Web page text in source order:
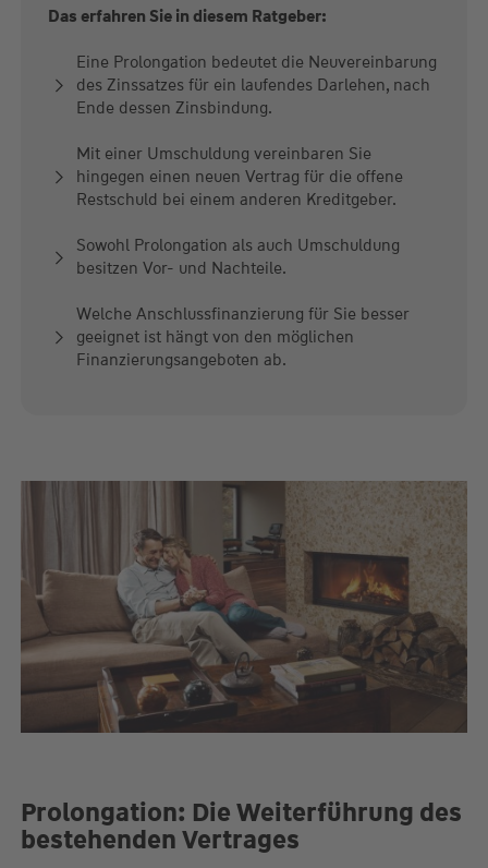
Das erfahren Sie in diesem Ratgeber:
Eine Prolongation bedeutet die Neuvereinbarung
des Zinssatzes für ein laufendes Darlehen, nach
Ende dessen Zinsbindung.
Mit einer Umschuldung vereinbaren Sie
hingegen einen neuen Vertrag für die offene
Restschuld bei einem anderen Kreditgeber.
Sowohl Prolongation als auch Umschuldung
besitzen Vor- und Nachteile.
Welche Anschlussfinanzierung für Sie besser
geeignet ist hängt von den möglichen
Finanzierungsangeboten ab.
Prolongation: Die Weiterführung des
bestehenden Vertrages